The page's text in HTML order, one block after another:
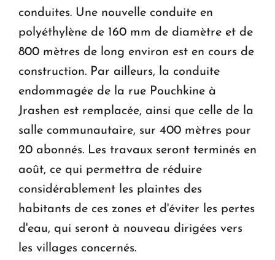
conduites. Une nouvelle conduite en
polyéthylène de 160 mm de diamètre et de
800 mètres de long environ est en cours de
construction. Par ailleurs, la conduite
endommagée de la rue Pouchkine à
Jrashen est remplacée, ainsi que celle de la
salle communautaire, sur 400 mètres pour
20 abonnés. Les travaux seront terminés en
août, ce qui permettra de réduire
considérablement les plaintes des
habitants de ces zones et d'éviter les pertes
d'eau, qui seront à nouveau dirigées vers
les villages concernés.